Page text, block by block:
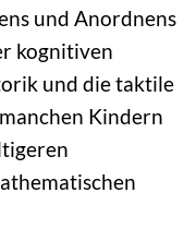
und Anordnens
kognitiven
und die taktile
Kindern